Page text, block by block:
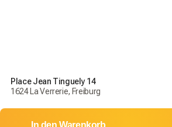
Place Jean Tinguely 14
1624 La Verrerie, Freiburg
In den Warenkorb